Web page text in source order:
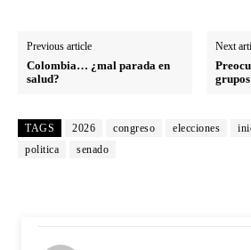
Previous article
Colombia… ¿mal parada en
salud?
Next
TAGS 2026 congreso elecciones
politica
senado